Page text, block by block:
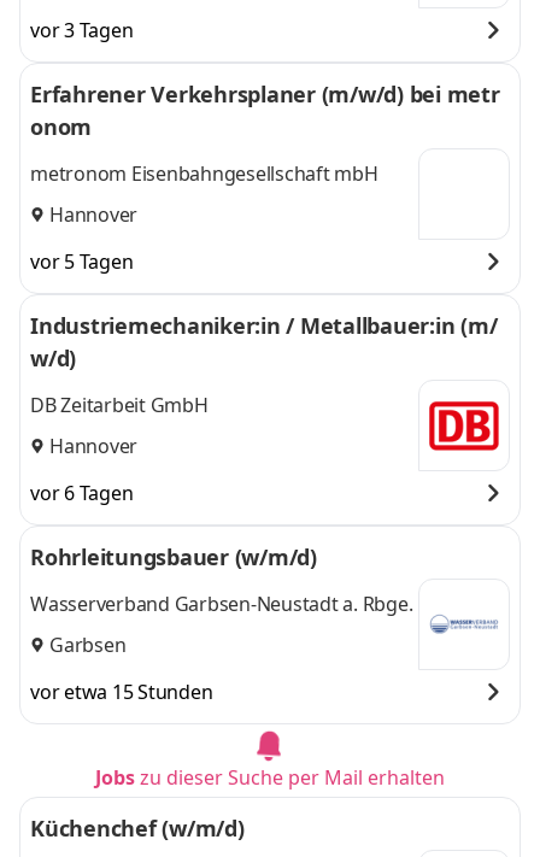
vor 3 Tagen
Erfahrener Verkehrsplaner (m/w/d) bei metr
onom
metronom Eisenbahngesellschaft mbH
Hannover
vor 5 Tagen
Industriemechaniker:in / Metallbauer:in (m/
w/d)
DB Zeitarbeit GmbH
Hannover
vor 6 Tagen
Rohrleitungsbauer (w/m/d)
Wasserverband Garbsen-Neustadt a. Rbge.
Garbsen
vor etwa 15 Stunden
Jobszu dieser Suche per Mail erhalten
Küchenchef (w/m/d)